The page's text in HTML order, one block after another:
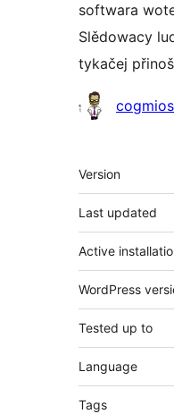
softwara
Slědowacy
tykačej
cogmios
Meta
Version
Last updated
Active
WordPress
Tested up to
Language
Tags